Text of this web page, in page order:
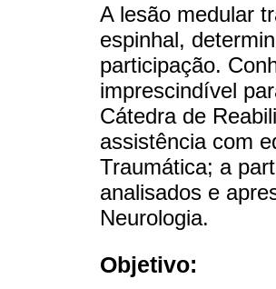
A lesão medular
espinhal,
participação.
imprescindível
Cátedra de
assistência com
Traumática; a
analisados e
Neurologia.
Objetivo: